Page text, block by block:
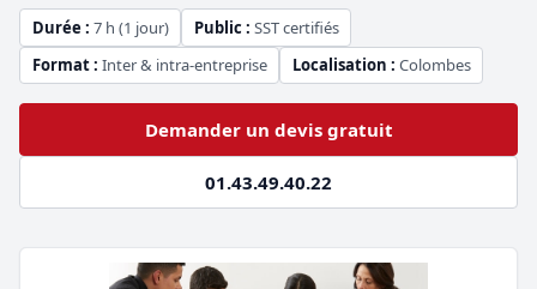
Durée : 7 h (1 jour) Public : SST certifiés
Format : Inter & intra-entreprise Localisation : Colombes
Demander un devis gratuit
01.43.49.40.22